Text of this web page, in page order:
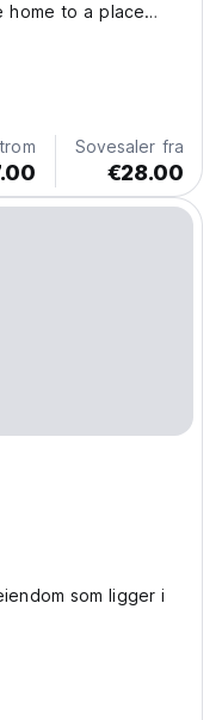
home to a place
with fellow
even a slice of
Sovesaler fra
€28.00
som ligger i